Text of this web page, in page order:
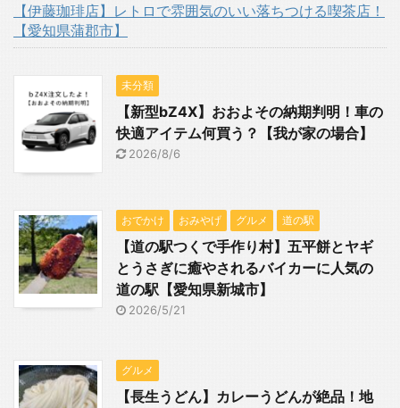
【伊藤珈琲店】レトロで雰囲気のいい落ちつける喫茶店！
【愛知県蒲郡市】
未分類
【新型bZ4X】おおよその納期判明！車の
快適アイテム何買う？【我が家の場合】
2026/8/6
おでかけ おみやげ グルメ 道の駅
【道の駅つくで手作り村】五平餅とヤギ
とうさぎに癒やされるバイカーに人気の
道の駅【愛知県新城市】
2026/5/21
グルメ
【長生うどん】カレーうどんが絶品！地